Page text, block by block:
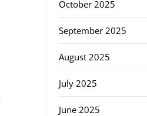
October 2025
September 2025
August 2025
July 2025
June 2025